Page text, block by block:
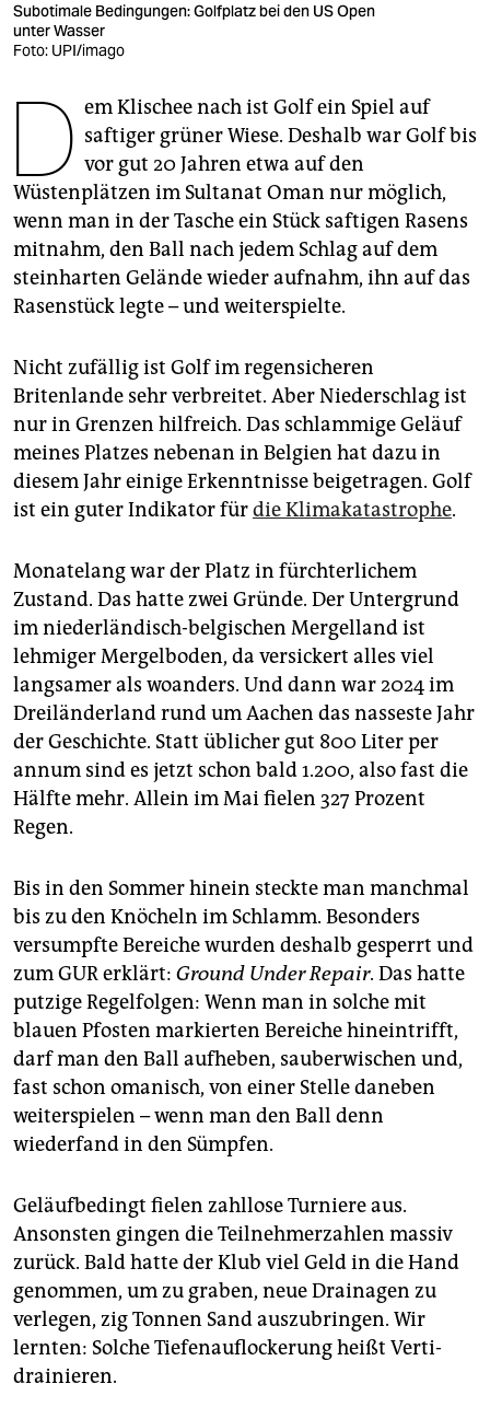
unterstützen
abo
genossenschaft
epaper login
Subotimale Bedingungen: Golfplatz bei den US Open
unter Wasser
Foto: UPI/imago
D em Klischee nach ist Golf ein Spiel auf
saftiger grüner Wiese. Deshalb war Golf bis
vor gut 20 Jahren etwa auf den
Wüstenplätzen im Sultanat Oman nur möglich,
wenn man in der Tasche ein Stück saftigen Rasens
mitnahm, den Ball nach jedem Schlag auf dem
steinharten Gelände wieder aufnahm, ihn auf das
Rasenstück legte – und weiterspielte.
Nicht zufällig ist Golf im regensicheren
Britenlande sehr verbreitet. Aber Niederschlag ist
nur in Grenzen hilfreich. Das schlammige Geläuf
meines Platzes nebenan in Belgien hat dazu in
diesem Jahr einige Erkenntnisse beigetragen. Golf
ist ein guter Indikator fürdie Klimakatastrophe.
Monatelang war der Platz in fürchterlichem
Zustand. Das hatte zwei Gründe. Der Untergrund
im niederländisch-belgischen Mergelland ist
lehmiger Mergelboden, da versickert alles viel
langsamer als woanders. Und dann war 2024 im
Dreiländerland rund um Aachen das nasseste Jahr
der Geschichte. Statt üblicher gut 800 Liter per
annum sind es jetzt schon bald 1.200, also fast die
Hälfte mehr. Allein im Mai fielen 327 Prozent
Regen.
Bis in den Sommer hinein steckte man manchmal
bis zu den Knöcheln im Schlamm. Besonders
versumpfte Bereiche wurden deshalb gesperrt und
zum GUR erklärt: Ground Under Repair. Das hatte
putzige Regelfolgen: Wenn man in solche mit
blauen Pfosten markierten Bereiche hineintrifft,
darf man den Ball aufheben, sauberwischen und,
fast schon omanisch, von einer Stelle daneben
weiterspielen – wenn man den Ball denn
wiederfand in den Sümpfen.
Geläufbedingt fielen zahllose Turniere aus.
Ansonsten gingen die Teilnehmerzahlen massiv
zurück. Bald hatte der Klub viel Geld in die Hand
genommen, um zu graben, neue Drainagen zu
verlegen, zig Tonnen Sand auszubringen. Wir
lernten: Solche Tiefenauflockerung heißt Ver­ti­
drai­nieren.